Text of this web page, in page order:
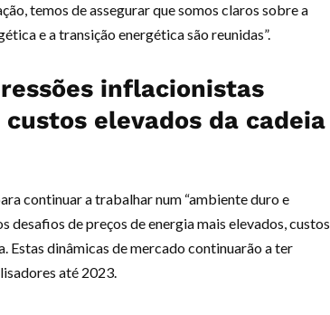
temos de assegurar que somos claros sobre a
e a transição energética são reunidas”.
inflacionistas
elevados da cadeia
continuar a trabalhar num “ambiente duro e
desafios de preços de energia mais elevados, custos
Estas dinâmicas de mercado continuarão a ter
até 2023.